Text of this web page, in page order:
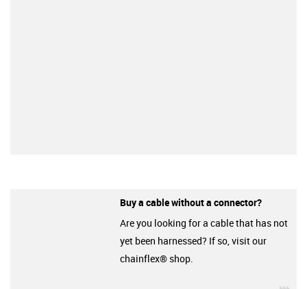
Buy a cable without a connector?
Are you looking for a cable that has not
yet been harnessed? If so, visit our
chainflex® shop.